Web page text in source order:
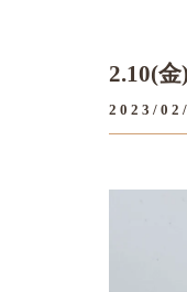
2.10(金)
2023/